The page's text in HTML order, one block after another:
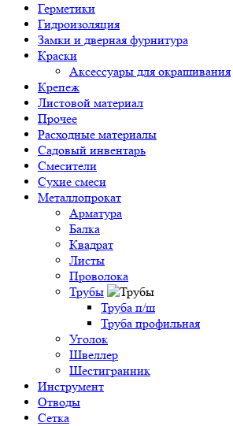
Герметики
Гидроизоляция
Замки и дверная фурнитура
Краски
Аксессуары для окрашивания
Крепеж
Листовой материал
Прочее
Расходные материалы
Садовый инвентарь
Смесители
Сухие смеси
Металлопрокат
Арматура
Балка
Квадрат
Листы
Проволока
Трубы
Труба п/ш
Труба профильная
Уголок
Швеллер
Шестигранник
Инструмент
Отводы
Сетка